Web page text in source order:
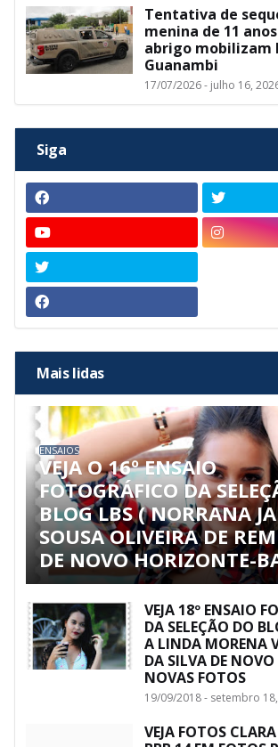
Tentativa de
menina de 11
abrigo mobilizam
Guanambi
17/07/2026 - julho 16,
Siga
Mais lidas
ENSAIOS
VEJA O 16º ENSAIO
FOTOGRÁFICO DA
BLOG LBS ( NORRANA
SOUSA OLIVEIRA DE
DE NOVO HORIZONTE-
VEJA 18º ENSAIO
DA SELEÇÃO DO
A LINDA MORENA
DA SILVA DE
NOVAS FOTOS
19/09/2018 - setembro
VEJA FOTOS